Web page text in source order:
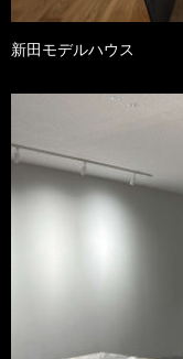
新田モデルハウス